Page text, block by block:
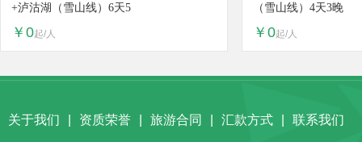
+泸沽湖（雪山线）6天5
￥0起/人
（雪山线）4天3晚
￥0起/人
关于我们 资质荣誉 旅游合同 汇款方式 联系我们